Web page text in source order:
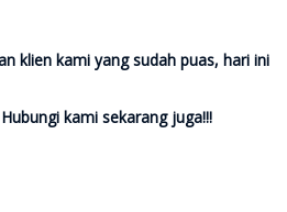
klien kami yang sudah puas, hari ini
kami sekarang juga!!!